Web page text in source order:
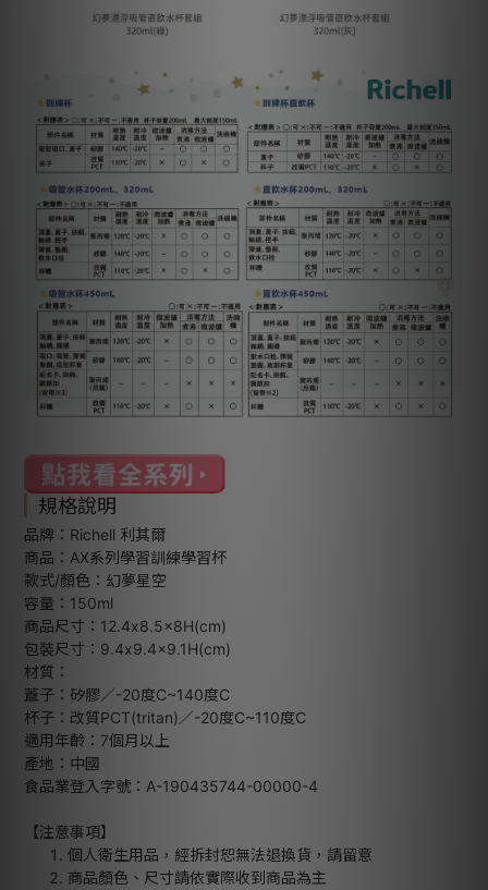
規格說明
品牌：Richell 利其爾
商品：AX系列學習訓練學習杯
款式/顏色：幻夢星空
容量：150ml
商品尺寸：12.4x8.5x8H(cm)
包裝尺寸：9.4x9.4x9.1H(cm)
材質：
蓋子：矽膠／-20度C~140度C
杯子：改質PCT(tritan)／-20度C~110度C
適用年齡：7個月以上
產地：中國
食品業登入字號：A-190435744-00000-4
【注意事項】
個人衛生用品，經拆封恕無法退換貨，請留意
商品顏色、尺寸請依實際收到商品為主